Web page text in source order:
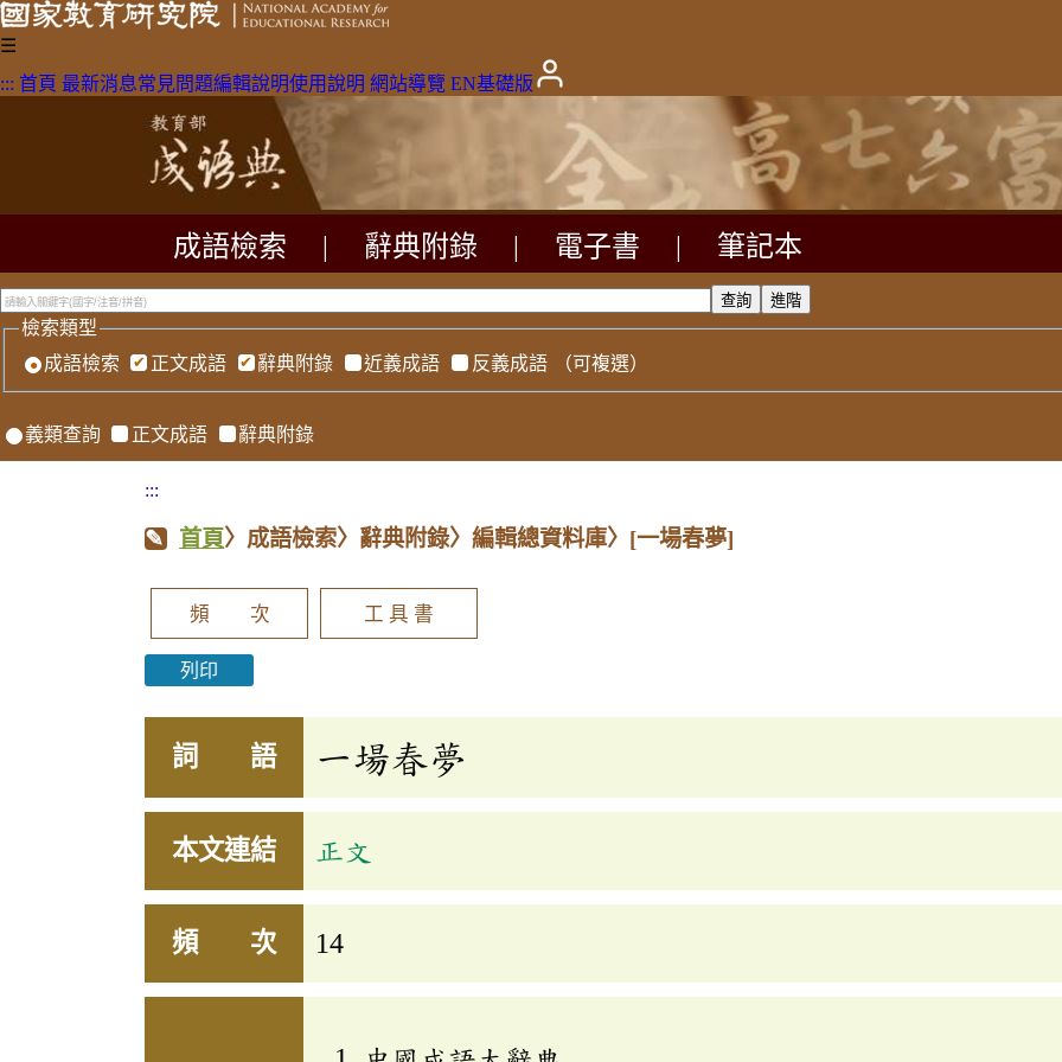
☰
::: 首頁 最新消息常見問題編輯說明使用說明 網站導覽 EN基礎版
成語檢索 辭典附錄 電子書 筆記本
檢索類型
成語檢索
正文成語 辭典附錄 近義成語 反義成語 （可複選）
義類查詢 正文成語 辭典附錄
:::
首頁〉成語檢索〉辭典附錄〉編輯總資料庫〉 [一場春夢]
頻 次 工 具 書
列印
詞 語 一場春夢
本文連結 正文
頻 次 14